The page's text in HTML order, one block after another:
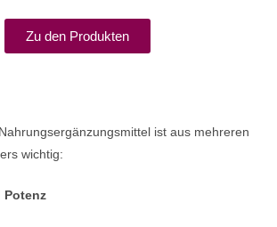
Zu den Produkten
ist aus mehreren
wichtig:
Potenz